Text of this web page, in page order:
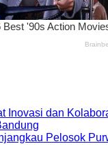
Inovasi dan
Pelosok